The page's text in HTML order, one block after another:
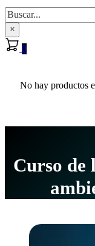
Buscar
×
0
No hay productos
Curso de